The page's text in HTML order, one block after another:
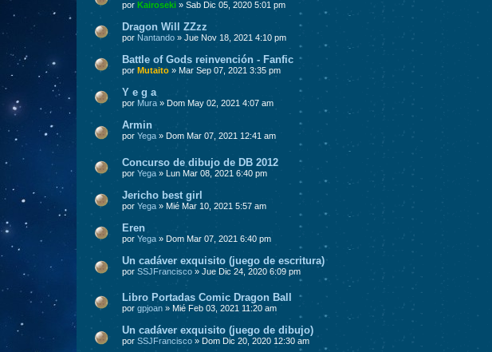
por Kairoseki » Sab Dic 05, 2020 5:01 pm
Dragon Will ZZzz
por Nantando » Jue Nov 18, 2021 4:10 pm
Battle of Gods reinvención - Fanfic
por Mutaito » Mar Sep 07, 2021 3:35 pm
Y e g a
por Mura » Dom May 02, 2021 4:07 am
Armin
por Yega » Dom Mar 07, 2021 12:41 am
Concurso de dibujo de DB 2012
por Yega » Lun Mar 08, 2021 6:40 pm
Jericho best girl
por Yega » Mié Mar 10, 2021 5:57 am
Eren
por Yega » Dom Mar 07, 2021 6:40 pm
Un cadáver exquisito (juego de escritura)
por SSJFrancisco » Jue Dic 24, 2020 6:09 pm
Libro Portadas Comic Dragon Ball
por gpjoan » Mié Feb 03, 2021 11:20 am
Un cadáver exquisito (juego de dibujo)
por SSJFrancisco » Dom Dic 20, 2020 12:30 am